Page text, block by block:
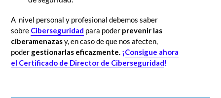
A nivel personal y profesional debemos saber
sobre Ciberseguridad para poder prevenir las
ciberamenazasy, en caso de que nos afecten,
poder gestionarlas eficazmente ¡Consigue ahora
el Certificado de Director de Ciberseguridad!